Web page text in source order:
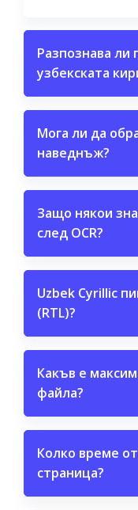
Разпознава ли
узбекската
Мога ли да
наведнъж?
Защо някои
след OCR?
Uzbek Cyrillic
(RTL)?
Какъв е
файла?
Колко време
страница?